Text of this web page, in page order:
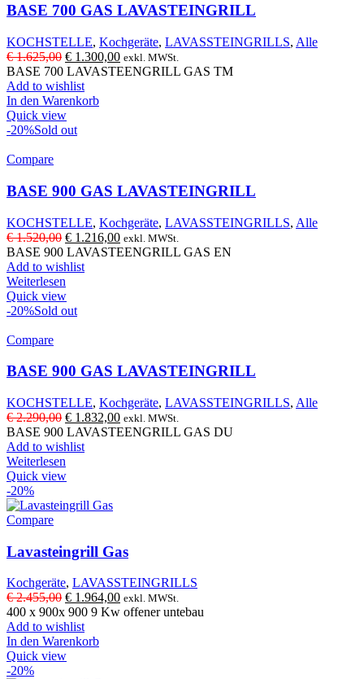
BASE 700 GAS LAVASTEINGRILL
KOCHSTELLE, Kochgeräte, LAVASSTEINGRILLS, Alle
€1.625,00 Ursprünglicher
Preis
war:
€ 1.625,00
€ 1.300,00Aktueller
Preis
exkl. MWSt.
BASE 700 LAVASTEENGRILL GAS TM
Add to wishlist
In den Warenkorb
Quick view
-20%Sold out
Compare
BASE 900 GAS LAVASTEINGRILL
KOCHSTELLE, Kochgeräte, LAVASSTEINGRILLS, Alle
€1.520,00 Ursprünglicher
Preis
war:
€ 1.520,00
€ 1.216,00Aktueller
Preis
exkl. MWSt.
BASE 900 LAVASTEENGRILL GAS EN
Add to wishlist
Weiterlesen
Quick view
-20%Sold out
Compare
BASE 900 GAS LAVASTEINGRILL
KOCHSTELLE, Kochgeräte, LAVASSTEINGRILLS, Alle
€2.290,00 Ursprünglicher
Preis
war:
€ 2.290,00
€ 1.832,00Aktueller
Preis
exkl. MWSt.
BASE 900 LAVASTEENGRILL GAS DU
Add to wishlist
Weiterlesen
Quick view
-20%
Compare
Lavasteingrill Gas
Kochgeräte, LAVASSTEINGRILLS
€2.455,00 Ursprünglicher
Preis
war:
€ 2.455,00
€ 1.964,00Aktueller
Preis
exkl. MWSt.
400 x 900x 900 9 Kw offener untebau
Add to wishlist
In den Warenkorb
Quick view
-20%